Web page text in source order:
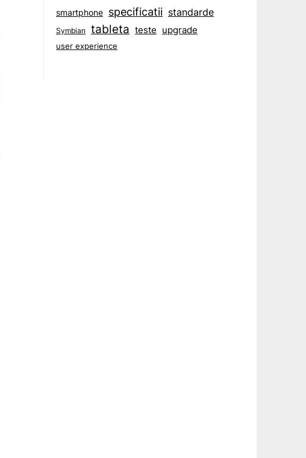
smartphone specificatii standarde
Symbian tableta teste upgrade
user experience